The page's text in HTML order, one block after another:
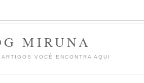
MIRUNA
VOCÊ ENCONTRA AQUI